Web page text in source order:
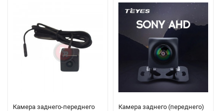
Камера заднего-переднего
Камера заднего (переднего)